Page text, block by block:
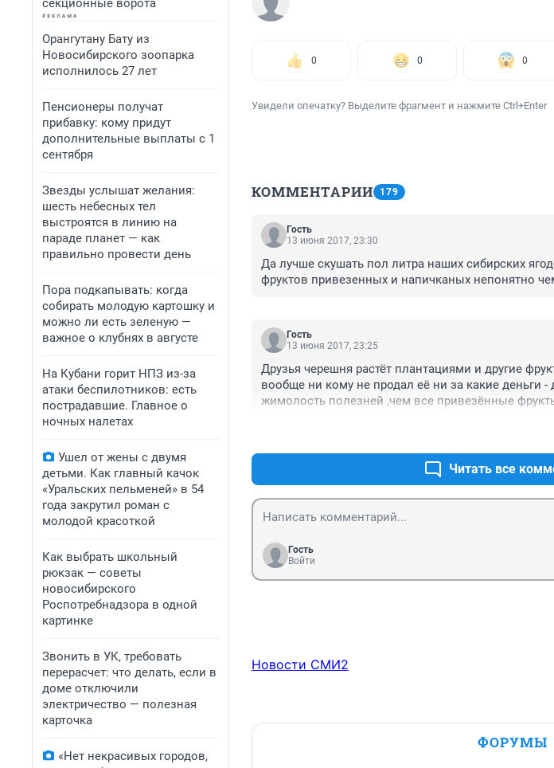
секционные ворота
Орангутану Бату из
Новосибирского зоопарка
исполнилось 27 лет
Пенсионеры получат
прибавку: кому придут
дополнительные выплаты с 1
сентября
Звезды услышат желания:
шесть небесных тел
выстроятся в линию на
параде планет — как
правильно провести день
Пора подкапывать: когда
собирать молодую картошку и
можно ли есть зеленую —
важное о клубнях в августе
На Кубани горит НПЗ из-за
атаки беспилотников: есть
пострадавшие. Главное о
ночных налетах
Ушел от жены с двумя
детьми. Как главный качок
«Уральских пельменей» в 54
года закрутил роман с
молодой красоткой
Как выбрать школьный
рюкзак — советы
новосибирского
Роспотребнадзора в одной
картинке
Звонить в УК, требовать
перерасчет: что делать, если в
доме отключили
электричество — полезная
карточка
«Нет некрасивых городов,
0 0 0
Увидели опечатку? Выделите фрагмент и нажмите Ctrl+Enter
КОММЕНТАРИИ 179
Гость
13 июня 2017, 23:30
Да лучше скушать пол литра наших сибирских
фруктов привезенных и напичканых непонятно
Гость
13 июня 2017, 23:25
Друзья черешня растёт плантациями и другие
вообще ни кому не продал её ни за какие деньги
жимолость полезней ,чем все привезённые
Читать все
Гость
Войти
Новости СМИ2
ФОРУМЫ